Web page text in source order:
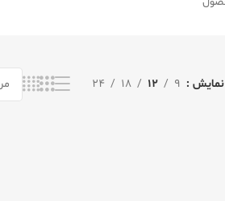
نمایش 9
12
18
24